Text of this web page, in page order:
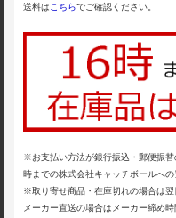
送料は こちらでご確認ください。
※お支払い方法が銀行振込・郵便振替
時までの株式会社キャッチボールへの
※取り寄せ商品・在庫切れの場合は翌
メーカー直送の場合はメーカー締め